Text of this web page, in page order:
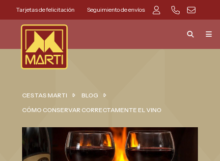
Tarjetas de felicitación Seguimiento de envíos
CESTAS MARTI
BLOG
CÓMO CONSERVAR CORRECTAMENTE EL VINO